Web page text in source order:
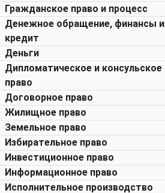
Гражданское право и процесс
Денежное обращение, финансы и
кредит
Деньги
Дипломатическое и консульское
право
Договорное право
Жилищное право
Земельное право
Избирательное право
Инвестиционное право
Информационное право
Исполнительное производство